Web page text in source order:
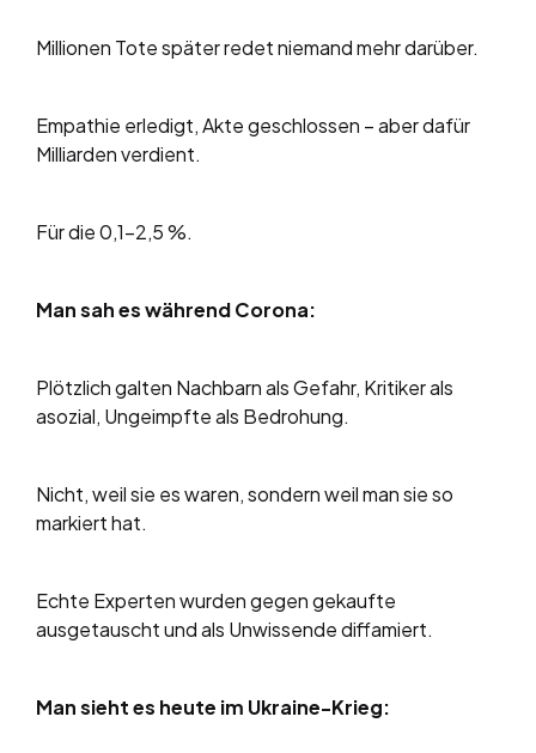
Millionen Tote später redet niemand mehr darüber.
Empathie erledigt, Akte geschlossen – aber dafür
Milliarden verdient.
Für die 0,1–2,5 %.
Man sah es während Corona:
Plötzlich galten Nachbarn als Gefahr, Kritiker als
asozial, Ungeimpfte als Bedrohung.
Nicht, weil sie es waren, sondern weil man sie so
markiert hat.
Echte Experten wurden gegen gekaufte
ausgetauscht und als Unwissende diffamiert.
Man sieht es heute im Ukraine-Krieg: